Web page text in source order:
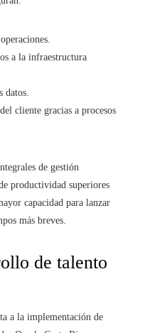
a la infraestructura
datos.
cliente gracias a procesos
de gestión
productividad superiores
capacidad para lanzar
más breves.
de talento
a la implementación de